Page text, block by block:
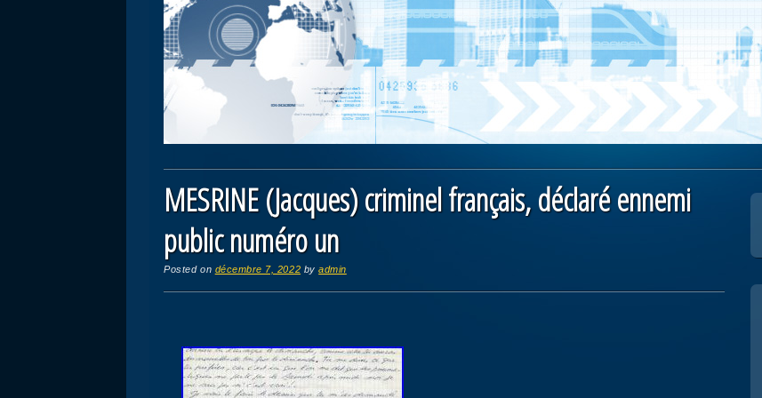
MESRINE (Jacques) criminel français, déclaré ennemi
public numéro un
Posted on décembre 7, 2022 byadmin